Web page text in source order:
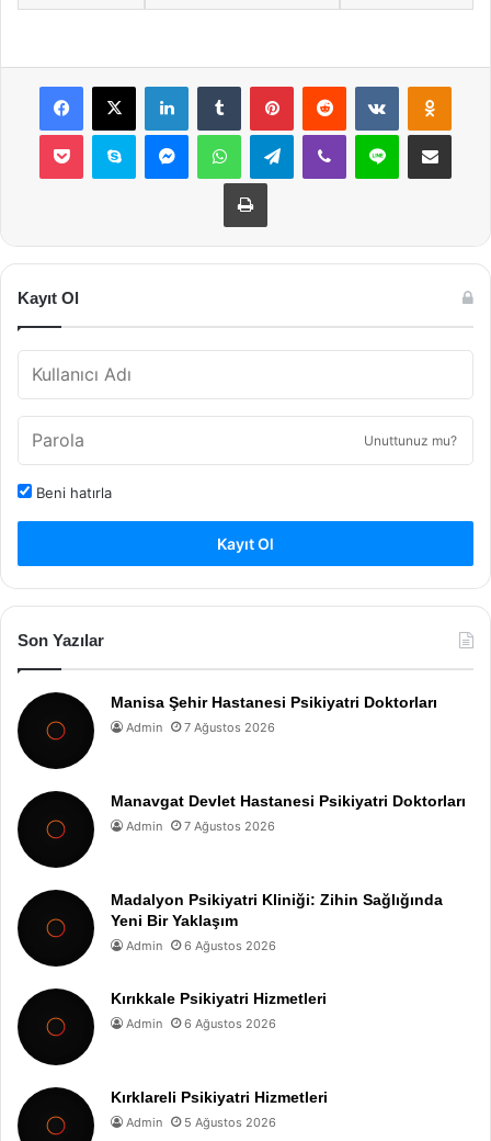
Facebook
X LinkedInTumblr PinterestReddit VKontakte
Pocket Skype MessengerWhatsAppTelegramViber Line E-Posta ile
Yazdır
Kayıt Ol
Unuttunuz mu?
Beni hatırla
Kayıt Ol
Son Yazılar
Manisa Şehir Hastanesi Psikiyatri Doktorları
Admin 7 Ağustos 2026
Manavgat Devlet Hastanesi Psikiyatri Doktorları
Admin 7 Ağustos 2026
Madalyon Psikiyatri Kliniği: Zihin Sağlığında
Yeni Bir Yaklaşım
Admin 6 Ağustos 2026
Kırıkkale Psikiyatri Hizmetleri
Admin 6 Ağustos 2026
Kırklareli Psikiyatri Hizmetleri
Admin 5 Ağustos 2026